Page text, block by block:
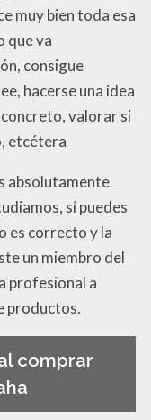
muy bien toda esa
que va
consigue
hacerse una idea
valorar si
etcétera
absolutamente
sí puedes
es correcto y la
un miembro del
profesional a
productos.
comprar